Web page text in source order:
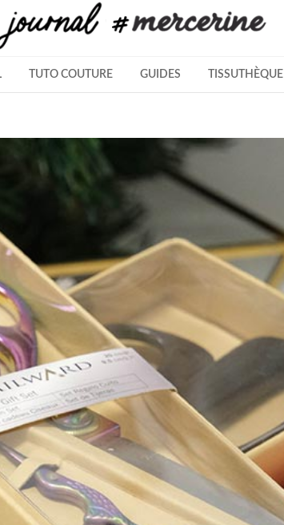
TUTO COUTURE GUIDES TISSUTHÈQUE